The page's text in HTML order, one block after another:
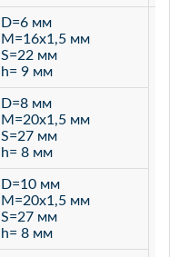
D=6 мм
M=16х1,5 мм
S=22 мм
h= 9 мм
D=8 мм
M=20х1,5 мм
S=27 мм
h= 8 мм
D=10 мм
M=20х1,5 мм
S=27 мм
h= 8 мм